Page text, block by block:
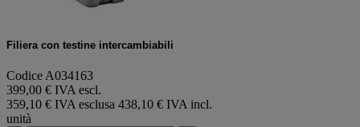
Filiera con testine intercambiabili
Codice A034163
399,00 € IVA escl.
359,10 € IVA esclusa 438,10 € IVA incl.
unità